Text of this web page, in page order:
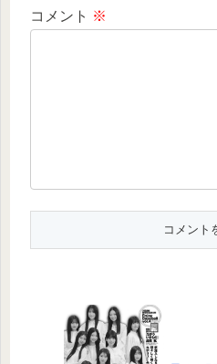
コメント ※